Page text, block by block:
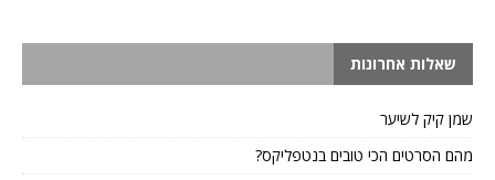
שאלות אחרונות
שמן קיק לשיער
מהם הסרטים הכי טובים בנטפליקס?